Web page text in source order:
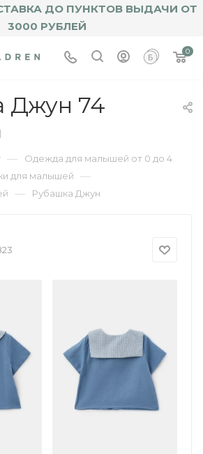
ДО ПУНКТОВ ВЫДАЧИ ОТ
3000 РУБЛЕЙ
0
Джун 74
— Одежда для малышей от 0 до 4
для малышей —
— Рубашка Джун